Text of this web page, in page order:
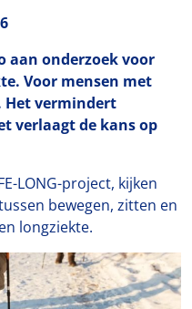
aan onderzoek voor
Voor mensen met
Het vermindert
verlaagt de kans op
LONG-project, kijken
bewegen, zitten en
longziekte.